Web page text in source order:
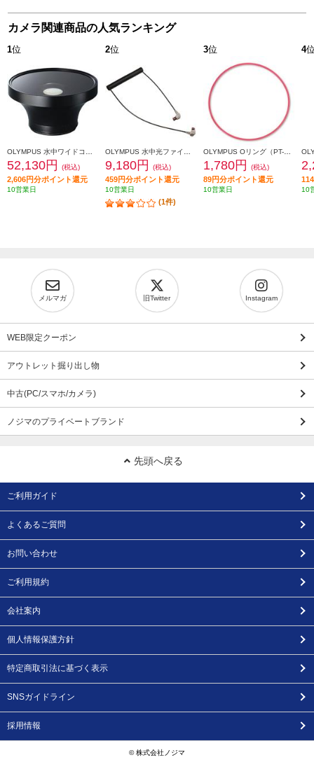
カメラ関連商品の人気ランキング
1位
52,130円 (税込)
2,606円分ポイント還元
10営業日
2位
9,180円 (税込)
459円分ポイント還元
10営業日
(1件)
3位
1,780円 (税込)
89円分ポイント還元
10営業日
4
10
メルマガ 旧Twitter Instagram
WEB限定クーポン
アウトレット掘り出し物
中古(PC/スマホ/カメラ)
ノジマのプライベートブランド
先頭へ戻る
ご利用ガイド
よくあるご質問
お問い合わせ
ご利用規約
会社案内
個人情報保護方針
特定商取引法に基づく表示
SNSガイドライン
採用情報
© 株式会社ノジマ